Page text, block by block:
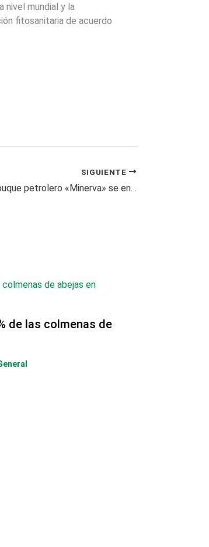
nivel mundial y la
fitosanitaria de acuerdo
SIGUIENTE
Venezuela anuncia que el buque petrolero «Minerva» se encuentra de regreso a Venezuela
de las colmenas de